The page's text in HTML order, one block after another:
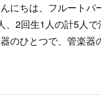
にちは、フルートパ
、2回生1人の計5人
のひとつで、管楽